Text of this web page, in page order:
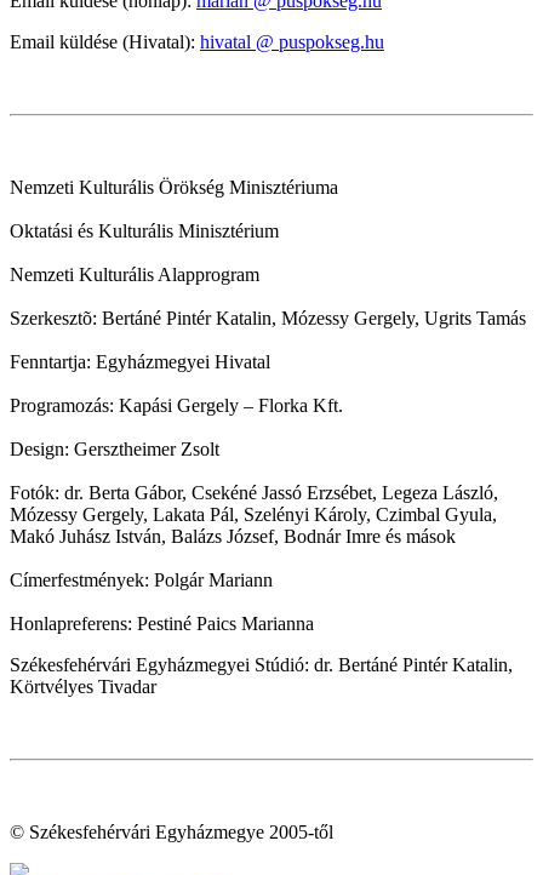
Email küldése (Hivatal): hivatal @ puspokseg.hu
Nemzeti Kulturális Örökség Minisztériuma
Oktatási és Kulturális Minisztérium
Nemzeti Kulturális Alapprogram
Szerkesztõ: Bertáné Pintér Katalin, Mózessy Gergely, Ugrits Tamás
Fenntartja: Egyházmegyei Hivatal
Programozás: Kapási Gergely – Florka Kft.
Design: Gersztheimer Zsolt
Fotók: dr. Berta Gábor, Csekéné Jassó Erzsébet, Legeza László,
Mózessy Gergely, Lakata Pál, Szelényi Károly, Czimbal Gyula,
Makó Juhász István, Balázs József, Bodnár Imre és mások
Címerfestmények: Polgár Mariann
Honlapreferens: Pestiné Paics Marianna
Székesfehérvári Egyházmegyei Stúdió: dr. Bertáné Pintér Katalin,
Körtvélyes Tivadar
© Székesfehérvári Egyházmegye 2005-től